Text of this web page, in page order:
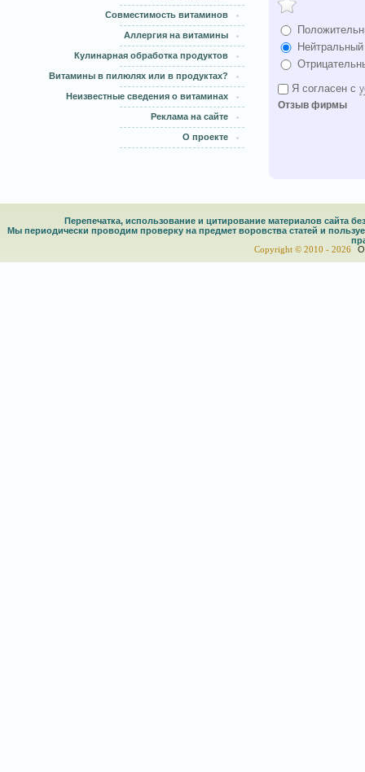
Совместимость витаминов
Аллергия на витамины
Кулинарная обработка продуктов
Витамины в пилюлях или в продуктах?
Неизвестные сведения о витаминах
Реклама на сайте
О проекте
Я согласен с
Отзыв фирмы
Перепечатка, использование и цитирование материалов
Мы периодически проводим проверку на предмет воровства статей и
Copyright © 2010 - 2026 О